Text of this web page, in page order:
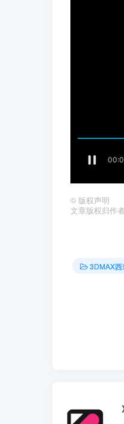
© 版权声明
文章版权归作
3DMAX